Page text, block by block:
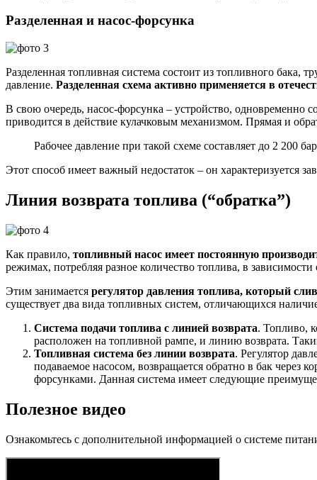
Разделенная и насос-форсунка
Разделенная топливная система состоит из топливного
давление. Разделенная схема активно применяется в
В свою очередь, насос-форсунка – устройство, одновременно
приводится в действие кулачковым механизмом. Прямая и
Рабочее давление при такой схеме составляет до 2 200
Этот способ имеет важный недостаток – он характеризуется
Линия возврата топлива (“обратка”)
Как правило, топливный насос имеет постоянную
режимах, потребляя разное количество топлива, в
Этим занимается регулятор давления топлива, который
существует два вида топливных систем, отличающихся
Система подачи топлива с линией возврата. Топливо,
расположен на топливной рампе, и линию возврата.
Топливная система без линии возврата. Регулятор
подаваемое насосом, возвращается обратно в бак через
форсунками. Данная система имеет следующие
Полезное видео
Ознакомьтесь с дополнительной информацией о системе